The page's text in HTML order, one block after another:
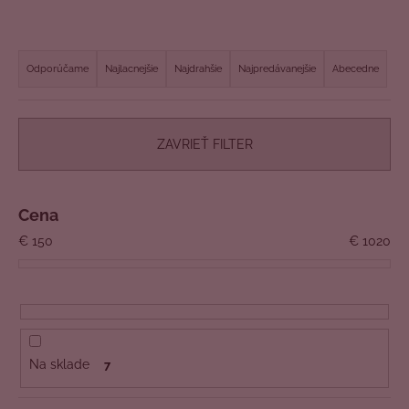
a
e
i
p
r
v
Odporúčame Najlacnejšie Najdrahšie Najpredávanejšie Abecedne
ZAVRIEŤ FILTER
Cena
€ 150 € 1020
Na sklade 7
?
HĽADAŤ
O
d